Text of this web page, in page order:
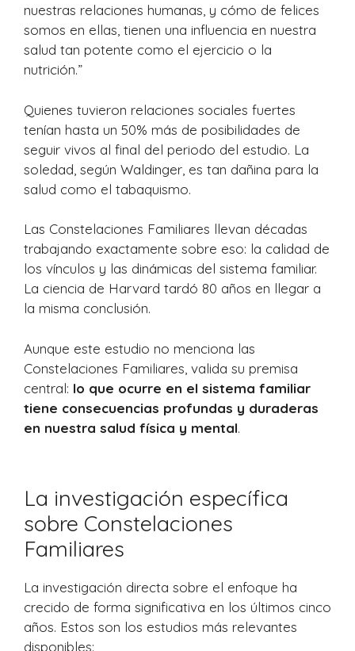
nuestras relaciones humanas, y cómo de felices
somos en ellas, tienen una influencia en nuestra
salud tan potente como el ejercicio o la
nutrición.”
Quienes tuvieron relaciones sociales fuertes
tenían hasta un 50% más de posibilidades de
seguir vivos al final del periodo del estudio. La
soledad, según Waldinger, es tan dañina para la
salud como el tabaquismo.
Las Constelaciones Familiares llevan décadas
trabajando exactamente sobre eso: la calidad de
los vínculos y las dinámicas del sistema familiar.
La ciencia de Harvard tardó 80 años en llegar a
la misma conclusión.
Aunque este estudio no menciona las
Constelaciones Familiares, valida su premisa
central: lo que ocurre en el sistema familiar
tiene consecuencias profundas y duraderas
en nuestra salud física y mental.
La investigación específica
sobre Constelaciones
Familiares
La investigación directa sobre el enfoque ha
crecido de forma significativa en los últimos cinco
años. Estos son los estudios más relevantes
disponibles: